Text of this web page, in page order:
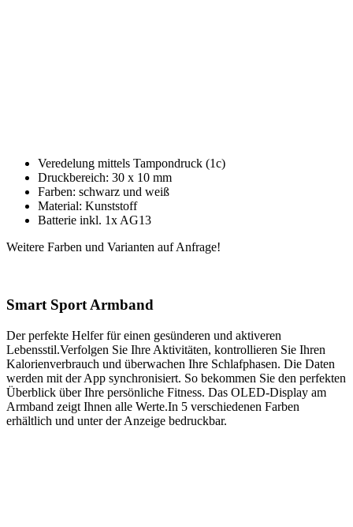
Veredelung mittels Tampondruck (1c)
Druckbereich: 30 x 10 mm
Farben: schwarz und weiß
Material: Kunststoff
Batterie inkl. 1x AG13
Weitere Farben und Varianten auf Anfrage!
Smart Sport Armband
Der perfekte Helfer für einen gesünderen und aktiveren
Lebensstil.Verfolgen Sie Ihre Aktivitäten, kontrollieren Sie Ihren
Kalorienverbrauch und überwachen Ihre Schlafphasen. Die Daten
werden mit der App synchronisiert. So bekommen Sie den perfekten
Überblick über Ihre persönliche Fitness. Das OLED-Display am
Armband zeigt Ihnen alle Werte.In 5 verschiedenen Farben
erhältlich und unter der Anzeige bedruckbar.